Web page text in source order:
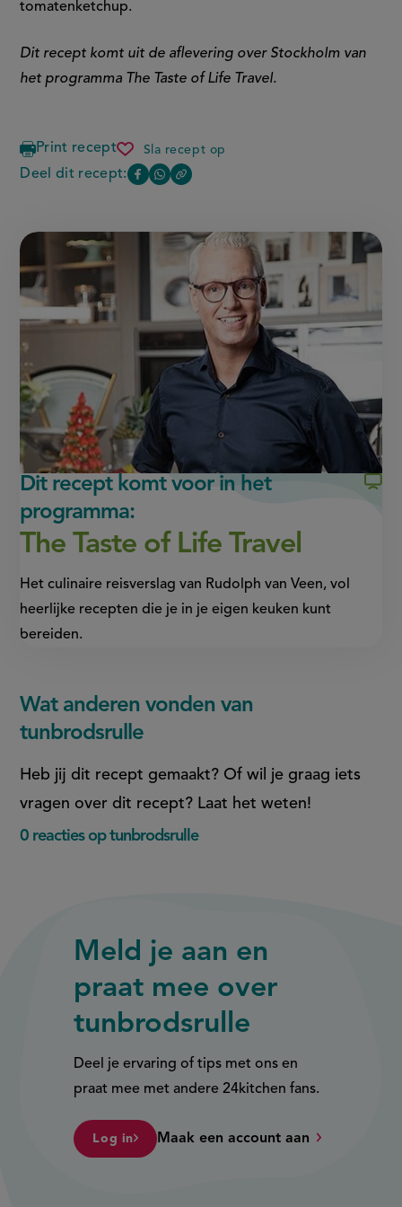
tomatenketchup.
Dit recept komt uit de aflevering over Stockholm van
het programma The Taste of Life Travel.
Print recept Sla recept op
tunbrodsrulle
Deel dit recept:
Deel
pagina
Facebook
(opent
in
nieuw
venster,
externe
link)
Deel
pagina
WhatsApp
(opent
in
nieuw
venster,
externe
link)
Copy
of
this
Dit recept komt voor in het
programma:
The Taste of Life Travel
Het culinaire reisverslag van Rudolph van Veen, vol
heerlijke recepten die je in je eigen keuken kunt
bereiden.
Wat anderen vonden van
tunbrodsrulle
Heb jij dit recept gemaakt? Of wil je graag iets
vragen over dit recept? Laat het weten!
0 reacties op tunbrodsrulle
Meld je aan en
praat mee over
tunbrodsrulle
Deel je ervaring of tips met ons en
praat mee met andere 24kitchen fans.
Log in Maak een account aan